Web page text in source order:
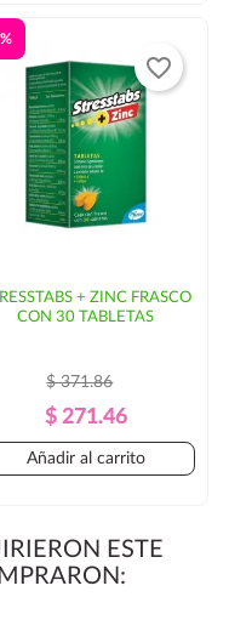
+ ZINC FRASCO
CON 30 TABLETAS
Precio
Regular
$ 371.86
Precio
$ 271.46
Añadir al carrito
favorite_border
ESTE